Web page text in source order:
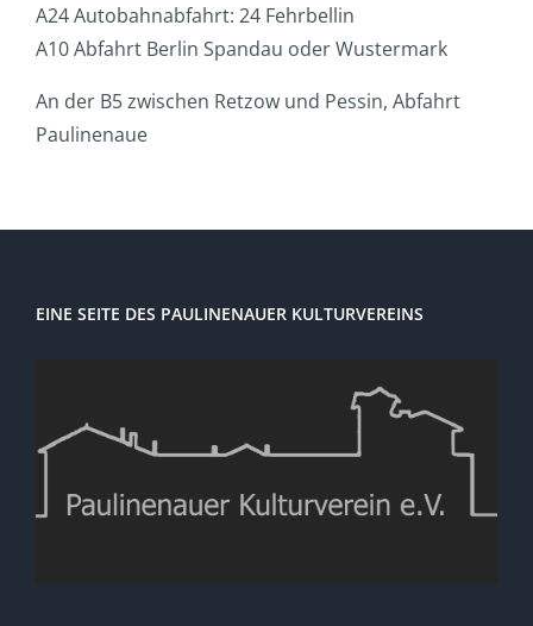
A24 Autobahnabfahrt: 24 Fehrbellin
A10 Abfahrt Berlin Spandau oder Wustermark
An der B5 zwischen Retzow und Pessin, Abfahrt
Paulinenaue
EINE SEITE DES PAULINENAUER KULTURVEREINS